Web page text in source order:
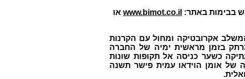
בבימות באתר: www.bimot.co.il או
אקרובטיקה ומחול עם הקרנות
בזמן מראשית ימיה של החברה
כשער כניסה אל תקופות שונות
של אומן הוידאו עמית פישר תשנה